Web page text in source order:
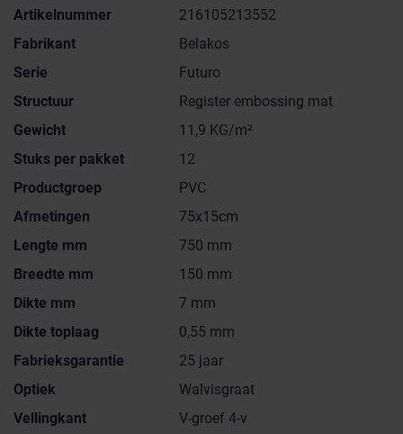
Artikelnummer
216105213552
Fabrikant
Belakos
Serie
Futuro
Structuur
Register embossing mat
Gewicht
11,9 KG/m²
Stuks per pakket
12
Productgroep
PVC
Afmetingen
75x15cm
Lengte mm
750 mm
Breedte mm
150 mm
Dikte mm
7 mm
Dikte toplaag
0,55 mm
Fabrieksgarantie
25 jaar
Optiek
Walvisgraat
Vellingkant
V-groef 4-v